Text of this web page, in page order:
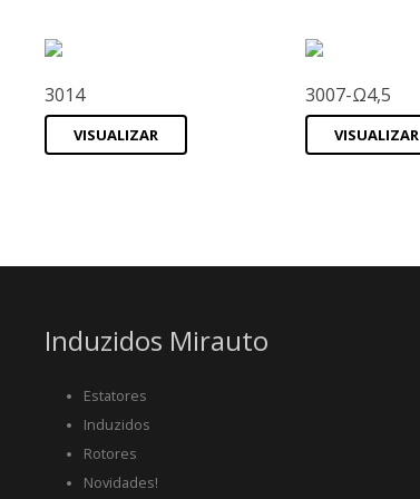
3014
VISUALIZAR
3007-Ω4,5
VISUALIZAR
Induzidos Mirauto
Estatores
Induzidos
Rotores
Novidades!